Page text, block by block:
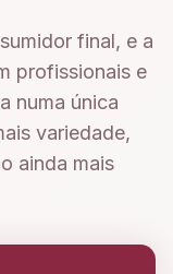
final, e a
profissionais e
numa única
variedade,
ainda mais